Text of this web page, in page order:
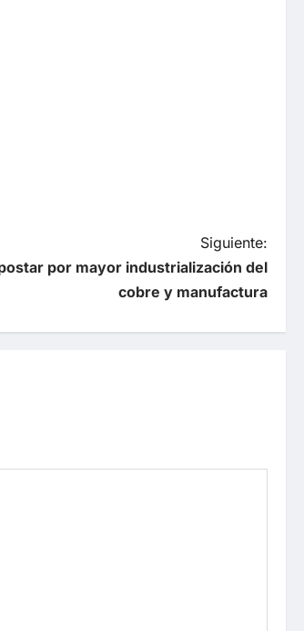
Siguiente:
por mayor industrialización del
cobre y manufactura